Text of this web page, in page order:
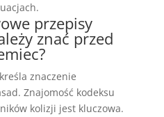
przepisy
znać przed
znaczenie
Znajomość kodeksu
kolizji jest kluczowa.